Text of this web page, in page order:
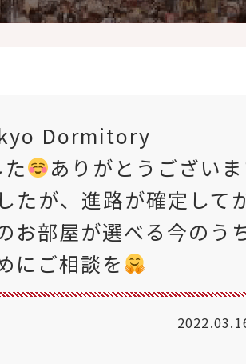
Dormitory
ありがとうござい
たが、進路が確定して
お部屋が選べる今のう
にご相談を